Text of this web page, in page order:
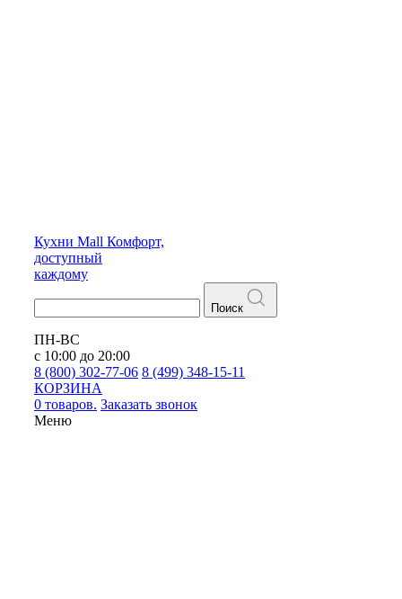
Кухни Mall Комфорт,
доступный
каждому
Поиск
ПН-ВС
с 10:00 до 20:00
8 (800) 302-77-06 8 (499) 348-15-11
КОРЗИНА
0 товаров. Заказать звонок
Меню